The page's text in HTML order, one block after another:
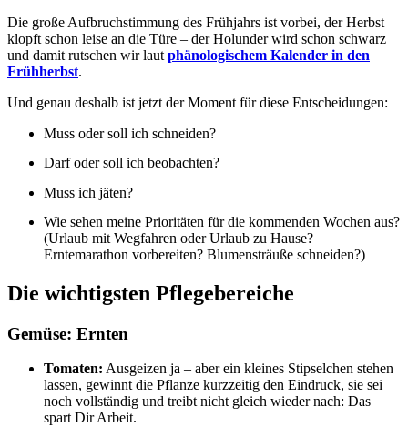
Die große Aufbruchstimmung des Frühjahrs ist vorbei, der Herbst
klopft schon leise an die Türe – der Holunder wird schon schwarz
und damit rutschen wir laut phänologischem Kalender in den
Frühherbst.
Und genau deshalb ist jetzt der Moment für diese Entscheidungen:
Muss oder soll ich schneiden?
Darf oder soll ich beobachten?
Muss ich jäten?
Wie sehen meine Prioritäten für die kommenden Wochen aus?
(Urlaub mit Wegfahren oder Urlaub zu Hause?
Erntemarathon vorbereiten? Blumensträuße schneiden?)
Die wichtigsten Pflegebereiche
Gemüse: Ernten
Tomaten: Ausgeizen ja – aber ein kleines Stipselchen stehen
lassen, gewinnt die Pflanze kurzzeitig den Eindruck, sie sei
noch vollständig und treibt nicht gleich wieder nach: Das
spart Dir Arbeit.